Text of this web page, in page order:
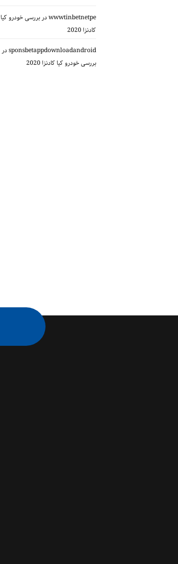
wwwtinbetnetpeدربررسی خودرو کیا
کادنزا 2020
sponsbetappdownloadandroidدر
بررسی خودرو کیا کادنزا 2020